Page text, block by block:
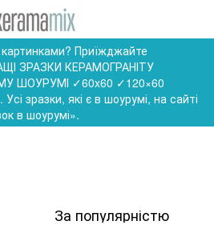
Приїжджайте
ЗРАЗКИ КЕРАМОГРАНІТУ
ШОУРУМІ ✓60x60 ✓120×60
зразки, які є в шоурумі, на сайті
в шоурумі».
За популярністю